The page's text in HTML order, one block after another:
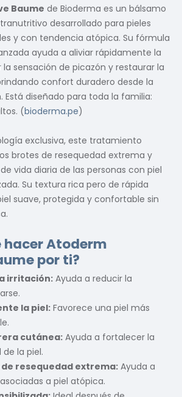
Baume de Bioderma es un bálsamo
desarrollado para pieles
y con tendencia atópica. Su fórmula
ayuda a aliviar rápidamente la
sensación de picazón y restaurar la
confort duradero desde la
Está diseñado para toda la familia:
(bioderma.pe)
exclusiva, este tratamiento
brotes de resequedad extrema y
vida diaria de las personas con piel
Su textura rica pero de rápida
suave, protegida y confortable sin
hacer Atoderm
por ti?
irritación: Ayuda a reducir la
la piel: Favorece una piel más
cutánea: Ayuda a fortalecer la
la piel.
resequedad extrema: Ayuda a
a piel atópica.